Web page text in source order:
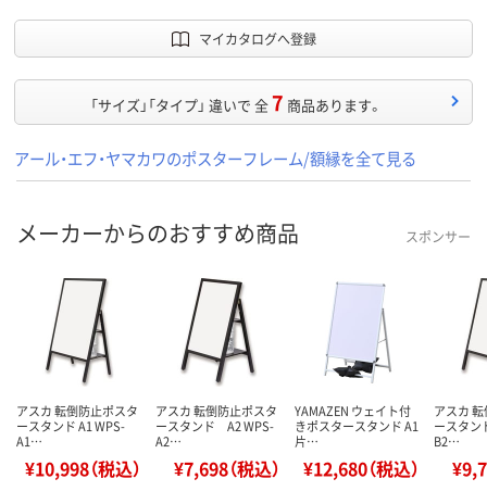
マイカタログへ登録
「サイズ」「タイプ」 違いで 全7 商品あります。
アール・エフ・ヤマカワのポスターフレーム/額縁を全て見る
メーカーからのおすすめ商品 スポンサー
アスカ 転倒防止ポスタ
ースタンド A1 WPS-
A1…
¥10,998（税込）
アスカ 転倒防止ポスタ
ースタンド A2 WPS-
A2…
¥7,698（税込）
YAMAZEN ウェイト付
きポスタースタンド A1
片…
¥12,680（税込）
アスカ
ースタン
B2…